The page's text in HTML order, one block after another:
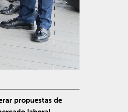
propuestas de